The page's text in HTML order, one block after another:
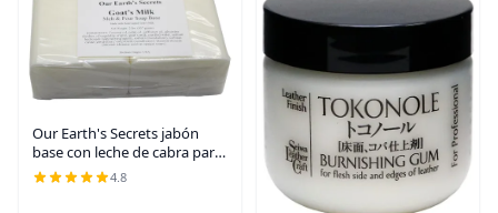
Our Earth's Secrets jabón
base con leche de cabra para
derretir y verter, 2 lb
4.8